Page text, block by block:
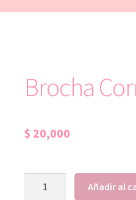
Brocha
$ 20,000
Añadir al